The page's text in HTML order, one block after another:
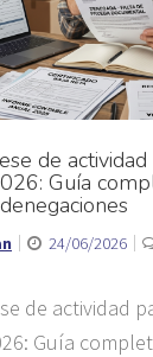
de actividad
Guía
24/06/2026
de actividad
Guía